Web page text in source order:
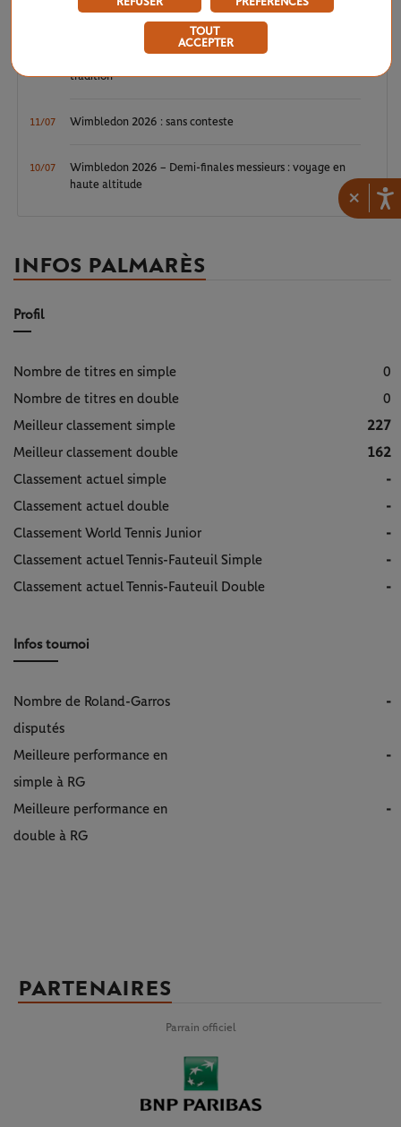
×
Wimbledon 2026 : Noskova, le triomphe de la jeunesse
tradition
11/07 Wimbledon 2026 : sans conteste
10/07
Wimbledon 2026 – Demi-finales messieurs : voyage en
haute altitude
INFOS PALMARÈS
Profil
Nombre de titres en simple
0
Nombre de titres en double
0
Meilleur classement simple
227
Meilleur classement double
162
Classement actuel simple
-
Classement actuel double
-
Classement World Tennis Junior
-
Classement actuel Tennis-Fauteuil Simple
-
Classement actuel Tennis-Fauteuil Double
-
Infos tournoi
Nombre de Roland-Garros
disputés
-
Meilleure performance en
simple à RG
-
Meilleure performance en
double à RG
-
PARTENAIRES
Parrain officiel
TOUT
ACCEPTER